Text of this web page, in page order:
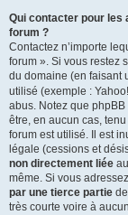
Qui contacter pour les
forum ?
Contactez n’importe
forum ». Si vous restez
du domaine (en faisant
utilisé (exemple :
abus. Notez que phpBB
être, en aucun cas,
forum est utilisé. Il est
légale (cessions et
non directement liée
même. Si vous
par une tierce partie
très courte voire à